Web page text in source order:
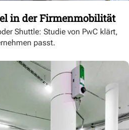
in der Firmenmobilität
Shuttle: Studie von PwC klärt,
passt.